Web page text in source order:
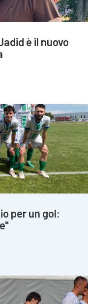
è il nuovo
per un gol: